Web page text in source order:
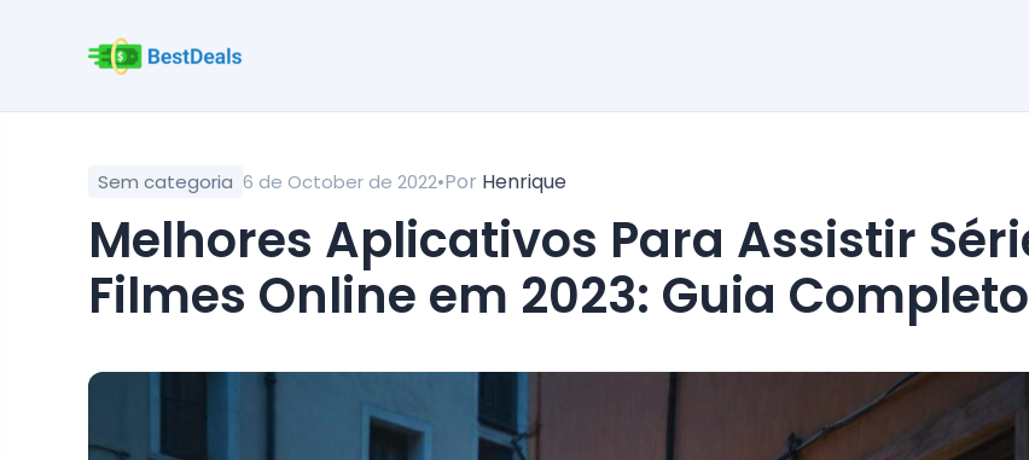
Sem categoria 6 de October de 2022•Por Henrique
Melhores Aplicativos Para Assistir Séries e
Filmes Online em 2023: Guia Completo